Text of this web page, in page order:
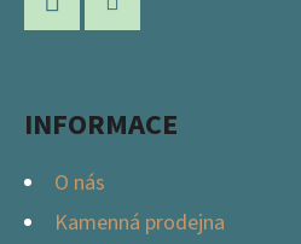
INFORMACE
O nás
Kamenná prodejna